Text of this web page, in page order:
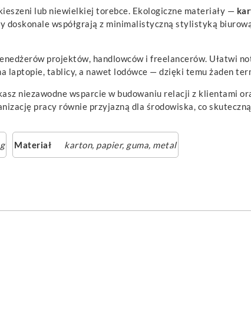
lub niewielkiej torebce. Ekologiczne materiały —
współgrają z minimalistyczną stylistyką
projektów, handlowców i freelancerów. Ułatwi
tablicy, a nawet lodówce — dzięki temu żaden
niezawodne wsparcie w budowaniu relacji z klientami
pracy równie przyjazną dla środowiska, co
Materiał karton, papier, guma, metal